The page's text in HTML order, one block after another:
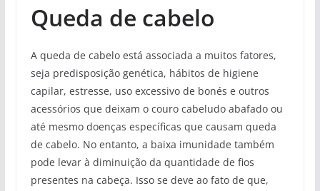
Queda de cabelo
A queda de cabelo está associada a muitos fatores,
seja predisposição genética, hábitos de higiene
capilar, estresse, uso excessivo de bonés e outros
acessórios que deixam o couro cabeludo abafado ou
até mesmo doenças específicas que causam queda
de cabelo. No entanto, a baixa imunidade também
pode levar à diminuição da quantidade de fios
presentes na cabeça. Isso se deve ao fato de que,